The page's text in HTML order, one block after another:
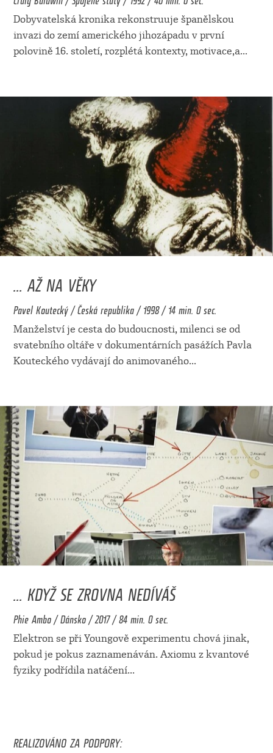
Dobyvatelská kronika rekonstruuje španělskou
invazi do zemí amerického jihozápadu v první
polovině 16. století, rozplétá kontexty, motivace,a...
... AŽ NA VĚKY
Pavel Koutecký / Česká republika / 1998 / 14 min. 0 sec.
Manželství je cesta do budoucnosti, milenci se od
svatebního oltáře v dokumentárních pasážích Pavla
Kouteckého vydávají do animovaného...
... KDYŽ SE ZROVNA NEDÍVÁŠ
Phie Ambo / Dánsko / 2017 / 84 min. 0 sec.
Elektron se při Youngově experimentu chová jinak,
pokud je pokus zaznamenáván. Axiomu z kvantové
fyziky podřídila natáčení...
REALIZOVÁNO ZA PODPORY: